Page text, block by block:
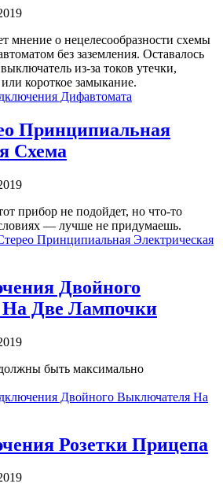
мнение о нецелесообразности схемы
без заземления. Оставалось
из-за токов утечки,
короткое замыкание.
Дифавтомата
Принципиальная
Схема
прибор не подойдет, но что-то
— лучше не придумаешь.
Принципиальная Электрическая
Двойного
Две Лампочки
быть максимально
Двойного Выключателя На
Розетки Прицепа